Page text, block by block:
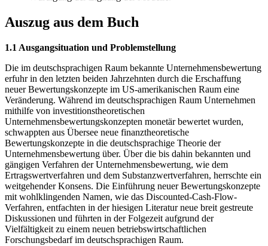
Auszug aus dem Buch
1.1 Ausgangsituation und Problemstellung
Die im deutschsprachigen Raum bekannte Unternehmensbewertung
erfuhr in den letzten beiden Jahrzehnten durch die Erschaffung
neuer Bewertungskonzepte im US-amerikanischen Raum eine
Veränderung. Während im deutschsprachigen Raum Unternehmen
mithilfe von investitionstheoretischen
Unternehmensbewertungskonzepten monetär bewertet wurden,
schwappten aus Übersee neue finanztheoretische
Bewertungskonzepte in die deutschsprachige Theorie der
Unternehmensbewertung über. Über die bis dahin bekannten und
gängigen Verfahren der Unternehmensbewertung, wie dem
Ertragswertverfahren und dem Substanzwertverfahren, herrschte ein
weitgehender Konsens. Die Einführung neuer Bewertungskonzepte
mit wohlklingenden Namen, wie das Discounted-Cash-Flow-
Verfahren, entfachten in der hiesigen Literatur neue breit gestreute
Diskussionen und führten in der Folgezeit aufgrund der
Vielfältigkeit zu einem neuen betriebswirtschaftlichen
Forschungsbedarf im deutschsprachigen Raum.